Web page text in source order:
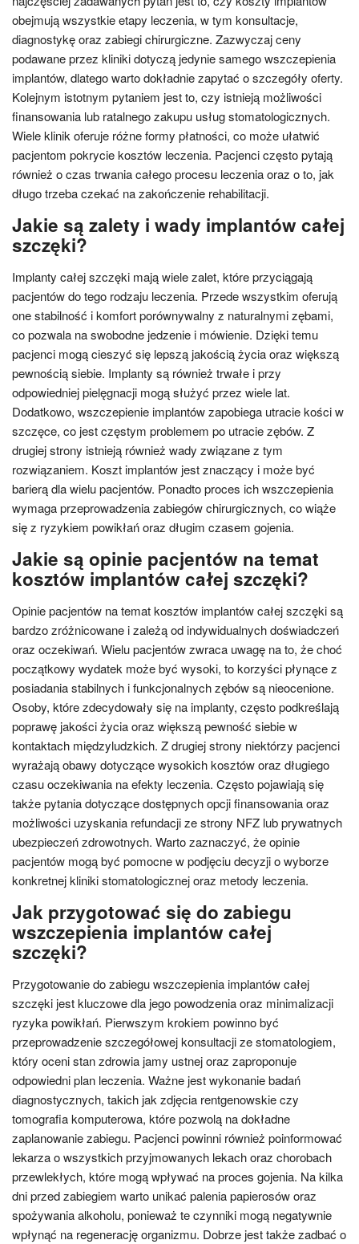
obejmują wszystkie etapy leczenia, w tym konsultacje,
diagnostykę oraz zabiegi chirurgiczne. Zazwyczaj ceny
podawane przez kliniki dotyczą jedynie samego wszczepienia
implantów, dlatego warto dokładnie zapytać o szczegóły oferty.
Kolejnym istotnym pytaniem jest to, czy istnieją możliwości
finansowania lub ratalnego zakupu usług stomatologicznych.
Wiele klinik oferuje różne formy płatności, co może ułatwić
pacjentom pokrycie kosztów leczenia. Pacjenci często pytają
również o czas trwania całego procesu leczenia oraz o to, jak
długo trzeba czekać na zakończenie rehabilitacji.
Jakie są zalety i wady implantów całej
szczęki?
Implanty całej szczęki mają wiele zalet, które przyciągają
pacjentów do tego rodzaju leczenia. Przede wszystkim oferują
one stabilność i komfort porównywalny z naturalnymi zębami,
co pozwala na swobodne jedzenie i mówienie. Dzięki temu
pacjenci mogą cieszyć się lepszą jakością życia oraz większą
pewnością siebie. Implanty są również trwałe i przy
odpowiedniej pielęgnacji mogą służyć przez wiele lat.
Dodatkowo, wszczepienie implantów zapobiega utracie kości w
szczęce, co jest częstym problemem po utracie zębów. Z
drugiej strony istnieją również wady związane z tym
rozwiązaniem. Koszt implantów jest znaczący i może być
barierą dla wielu pacjentów. Ponadto proces ich wszczepienia
wymaga przeprowadzenia zabiegów chirurgicznych, co wiąże
się z ryzykiem powikłań oraz długim czasem gojenia.
Jakie są opinie pacjentów na temat
kosztów implantów całej szczęki?
Opinie pacjentów na temat kosztów implantów całej szczęki są
bardzo zróżnicowane i zależą od indywidualnych doświadczeń
oraz oczekiwań. Wielu pacjentów zwraca uwagę na to, że choć
początkowy wydatek może być wysoki, to korzyści płynące z
posiadania stabilnych i funkcjonalnych zębów są nieocenione.
Osoby, które zdecydowały się na implanty, często podkreślają
poprawę jakości życia oraz większą pewność siebie w
kontaktach międzyludzkich. Z drugiej strony niektórzy pacjenci
wyrażają obawy dotyczące wysokich kosztów oraz długiego
czasu oczekiwania na efekty leczenia. Często pojawiają się
także pytania dotyczące dostępnych opcji finansowania oraz
możliwości uzyskania refundacji ze strony NFZ lub prywatnych
ubezpieczeń zdrowotnych. Warto zaznaczyć, że opinie
pacjentów mogą być pomocne w podjęciu decyzji o wyborze
konkretnej kliniki stomatologicznej oraz metody leczenia.
Jak przygotować się do zabiegu
wszczepienia implantów całej
szczęki?
Przygotowanie do zabiegu wszczepienia implantów całej
szczęki jest kluczowe dla jego powodzenia oraz minimalizacji
ryzyka powikłań. Pierwszym krokiem powinno być
przeprowadzenie szczegółowej konsultacji ze stomatologiem,
który oceni stan zdrowia jamy ustnej oraz zaproponuje
odpowiedni plan leczenia. Ważne jest wykonanie badań
diagnostycznych, takich jak zdjęcia rentgenowskie czy
tomografia komputerowa, które pozwolą na dokładne
zaplanowanie zabiegu. Pacjenci powinni również poinformować
lekarza o wszystkich przyjmowanych lekach oraz chorobach
przewlekłych, które mogą wpływać na proces gojenia. Na kilka
dni przed zabiegiem warto unikać palenia papierosów oraz
spożywania alkoholu, ponieważ te czynniki mogą negatywnie
wpłynąć na regenerację organizmu. Dobrze jest także zadbać o